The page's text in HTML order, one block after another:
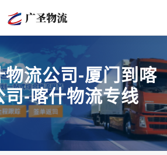
物流公司-厦门到喀
司-喀什物流专线